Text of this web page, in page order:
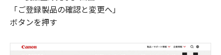
「ご登録製品の確認と変更へ」
ボタンを押す